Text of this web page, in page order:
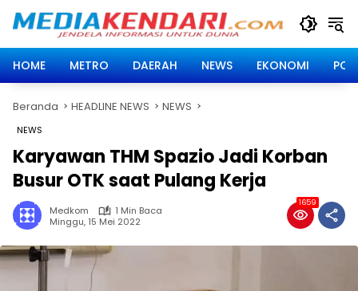
HOME
METRO DAERAH NEWS EKONOMI
Beranda HEADLINE NEWS NEWS
NEWS
Karyawan THM Spazio Jadi Korban
Busur OTK saat Pulang Kerja
Medkom
1 Min Baca
Minggu, 15 Mei 2022
1659